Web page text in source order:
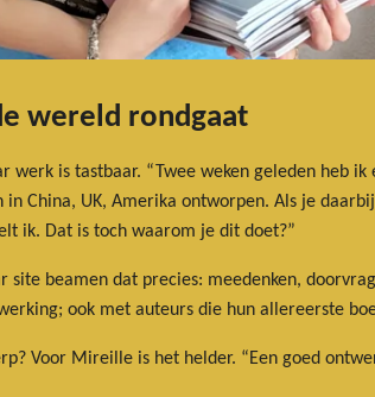
wereld rondgaat
werk is tastbaar. “Twee weken geleden heb
in China, UK, Amerika ontworpen. Als je
ik. Dat is toch waarom je dit doet?”
site beamen dat precies: meedenken,
ook met auteurs die hun allereerste
Voor Mireille is het helder. “Een goed